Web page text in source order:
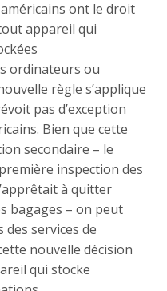
ont le droit
appareil qui
ordinateurs ou
règle s’applique
pas d’exception
Bien que cette
secondaire – le
inspection des
à quitter
bagages – on peut
des services de
nouvelle décision
qui stocke